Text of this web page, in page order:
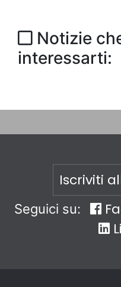
Notizie
interessarti:
Iscriviti
Seguici su: